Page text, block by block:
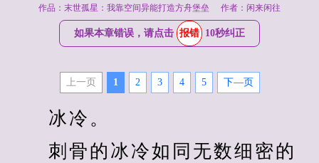
作品：末世孤星：我靠空间异能打造方舟堡垒 作者：闲来闲往
如果本章错误，请点击 报错 10秒纠正
上一页 1 2 3 4 5 下—页
冰冷。
刺骨的冰冷如同无数细密的